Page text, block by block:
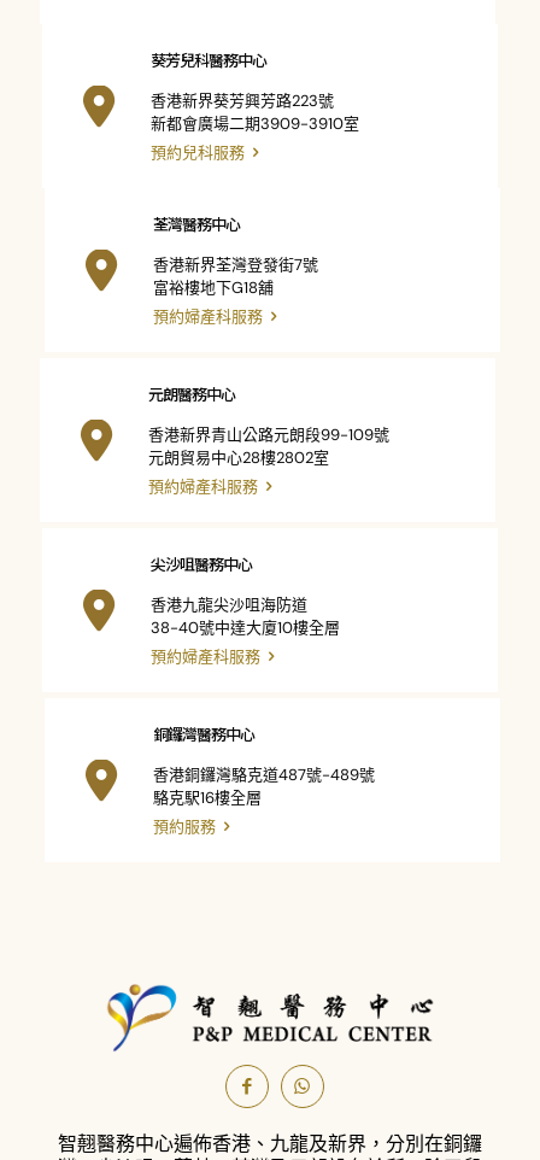
葵芳兒科醫務中心
香港新界葵芳興芳路223號
新都會廣場二期3909-3910室
預約兒科服務
荃灣醫務中心
香港新界荃灣登發街7號
富裕樓地下G18舖
預約婦產科服務
元朗醫務中心
香港新界青山公路元朗段99-109號
元朗貿易中心28樓2802室
預約婦產科服務
尖沙咀醫務中心
香港九龍尖沙咀海防道
38-40號中達大廈10樓全層
預約婦產科服務
銅鑼灣醫務中心
香港銅鑼灣駱克道487號-489號
駱克駅16樓全層
預約服務
智翹醫務中心遍佈香港、九龍及新界，分別在銅鑼